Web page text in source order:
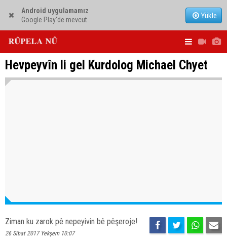
Android uygulamamız
Google Play'de mevcut
Yükle
Hevpeyvîn li gel Kurdolog Michael Chyet
Ziman ku zarok pê nepeyivin bê pêşeroje!
26 Sibat 2017 Yekşem 10:07